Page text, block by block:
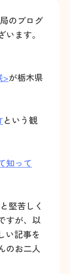
のブログ
ます。
>が栃木県
という観
知って
堅苦しく
すが、以
い記事を
のお二人